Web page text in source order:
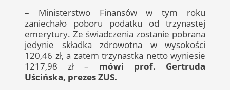
– Ministerstwo Finansów w tym roku
zaniechało poboru podatku od trzynastej
emerytury. Ze świadczenia zostanie pobrana
jedynie składka zdrowotna w wysokości
120,46 zł, a zatem trzynastka netto wyniesie
1217,98 zł – mówi prof. Gertruda
Uścińska, prezes ZUS.